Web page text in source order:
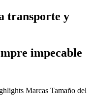
transporte y
impecable
Marcas Tamaño del